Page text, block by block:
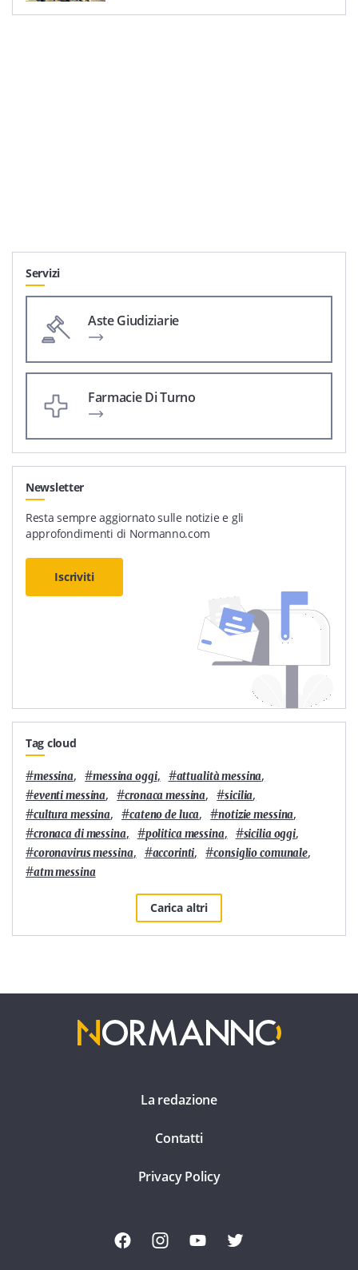
Servizi
Aste Giudiziarie
Farmacie Di Turno
Newsletter
Resta sempre aggiornato sulle notizie e gli
approfondimenti di Normanno.com
Iscriviti
Tag cloud
#messina, #messina oggi, #attualità messina,
#eventi messina, #cronaca messina, #sicilia,
#cultura messina, #cateno de luca, #notizie messina,
#cronaca di messina, #politica messina, #sicilia oggi,
#coronavirus messina, #accorinti, #consiglio comunale,
#atm messina
Carica altri
La redazione
Contatti
Privacy Policy